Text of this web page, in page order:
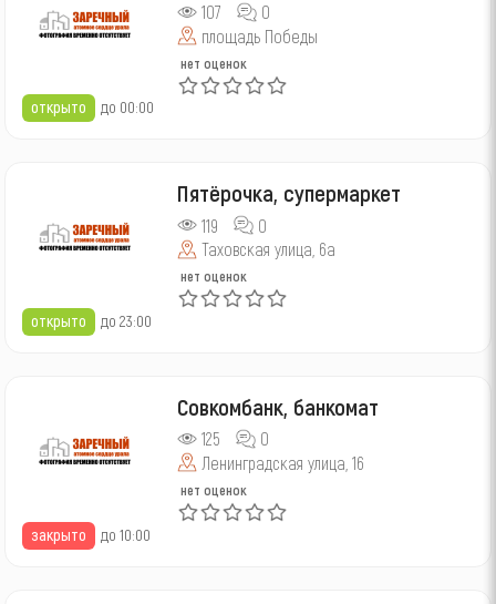
открыто до 00:00
107
0
площадь Победы
нет оценок
открыто до 23:00
Пятёрочка, супермаркет
119
0
Таховская улица, 6а
нет оценок
закрыто до 10:00
Совкомбанк, банкомат
125
0
Ленинградская улица, 16
нет оценок